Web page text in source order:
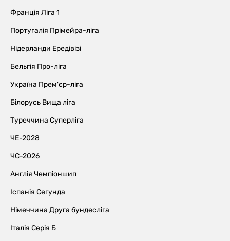
Франція Ліга 1
Португалія Прімейра-ліга
Нідерланди Ередівізі
Бельгія Про-ліга
Україна Прем'єр-ліга
Білорусь Вища ліга
Туреччина Суперліга
ЧЕ-2028
ЧС-2026
Англія Чемпіоншип
Іспанія Сегунда
Німеччина Друга бундесліга
Італія Серія Б